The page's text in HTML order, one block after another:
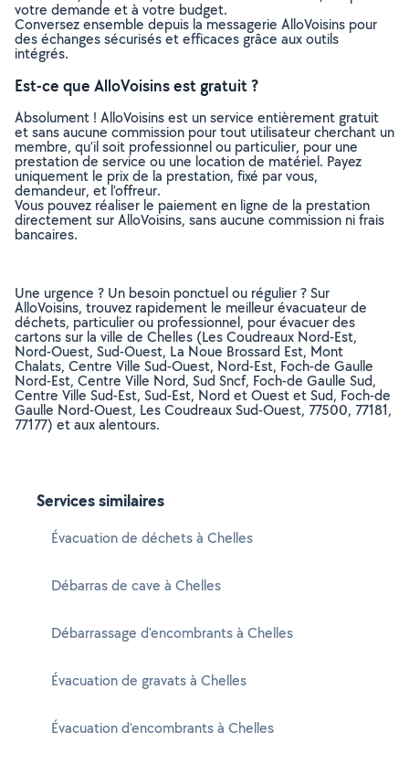
votre demande et à votre budget.
Conversez ensemble depuis la messagerie AlloVoisins pour
des échanges sécurisés et efficaces grâce aux outils
intégrés.
Est-ce que AlloVoisins est gratuit ?
Absolument ! AlloVoisins est un service entièrement gratuit
et sans aucune commission pour tout utilisateur cherchant un
membre, qu’il soit professionnel ou particulier, pour une
prestation de service ou une location de matériel. Payez
uniquement le prix de la prestation, fixé par vous,
demandeur, et l’offreur.
Vous pouvez réaliser le paiement en ligne de la prestation
directement sur AlloVoisins, sans aucune commission ni frais
bancaires.
Une urgence ? Un besoin ponctuel ou régulier ? Sur
AlloVoisins, trouvez rapidement le meilleur évacuateur de
déchets, particulier ou professionnel, pour évacuer des
cartons sur la ville de Chelles (Les Coudreaux Nord-Est,
Nord-Ouest, Sud-Ouest, La Noue Brossard Est, Mont
Chalats, Centre Ville Sud-Ouest, Nord-Est, Foch-de Gaulle
Nord-Est, Centre Ville Nord, Sud Sncf, Foch-de Gaulle Sud,
Centre Ville Sud-Est, Sud-Est, Nord et Ouest et Sud, Foch-de
Gaulle Nord-Ouest, Les Coudreaux Sud-Ouest, 77500, 77181,
77177) et aux alentours.
Services similaires
Évacuation de déchets à Chelles
Débarras de cave à Chelles
Débarrassage d'encombrants à Chelles
Évacuation de gravats à Chelles
Évacuation d'encombrants à Chelles